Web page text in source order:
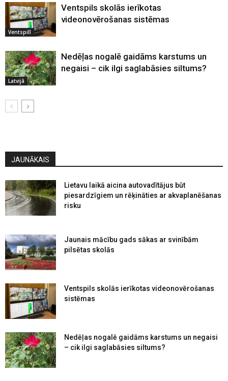
Ventspilī
Ventspils skolās ierīkotas
videonovērošanas sistēmas
Latvijā
Nedēļas nogalē gaidāms karstums un
negaisi – cik ilgi saglabāsies siltums?
JAUNĀKAIS
Lietavu laikā aicina autovadītājus būt
piesardzīgiem un rēķināties ar akvaplanēšanas
risku
Jaunais mācību gads sākas ar svinībām
pilsētas skolās
Ventspils skolās ierīkotas videonovērošanas
sistēmas
Nedēļas nogalē gaidāms karstums un negaisi
– cik ilgi saglabāsies siltums?